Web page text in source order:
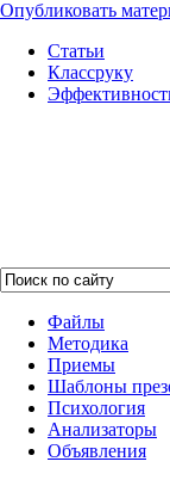
Опубликовать
Статьи
Классруку
Файлы
Методика
Приемы
Шаблоны
Психология
Анализаторы
Объявления